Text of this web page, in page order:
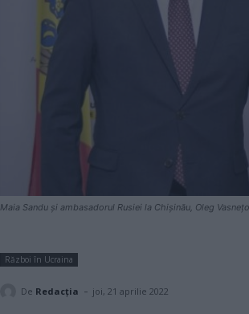
Maia Sandu și ambasadorul Rusiei la Chișinău, Oleg
Război în Ucraina
De Redacţia - joi, 21 aprilie 2022